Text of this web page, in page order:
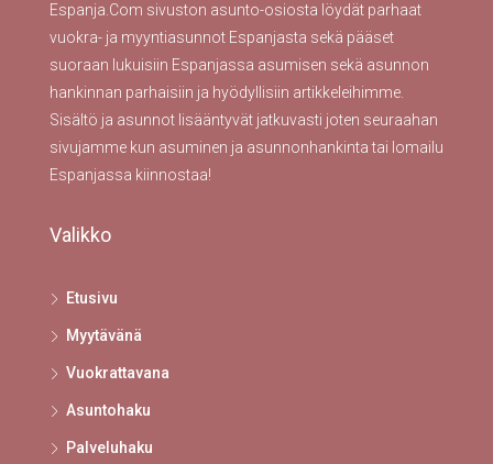
Espanja.Com sivuston asunto-osiosta löydät parhaat
vuokra- ja myyntiasunnot Espanjasta sekä pääset
suoraan lukuisiin Espanjassa asumisen sekä asunnon
hankinnan parhaisiin ja hyödyllisiin artikkeleihimme.
Sisältö ja asunnot lisääntyvät jatkuvasti joten seuraahan
sivujamme kun asuminen ja asunnonhankinta tai lomailu
Espanjassa kiinnostaa!
Valikko
Etusivu
Myytävänä
Vuokrattavana
Asuntohaku
Palveluhaku